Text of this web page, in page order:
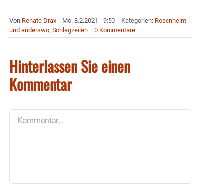
Von Renate Drax | Mo. 8.2.2021 - 9:50 | Kategorien: Rosenheim
und anderswo, Schlagzeilen | 0 Kommentare
Hinterlassen Sie einen
Kommentar